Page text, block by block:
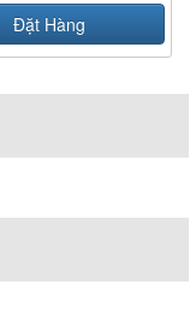
Đặt Hàng